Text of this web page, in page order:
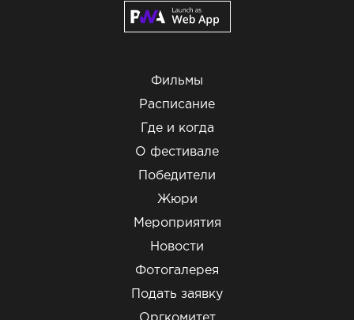
Фильмы
Расписание
Где и когда
О фестивале
Победители
Жюри
Мероприятия
Новости
Фотогалерея
Подать заявку